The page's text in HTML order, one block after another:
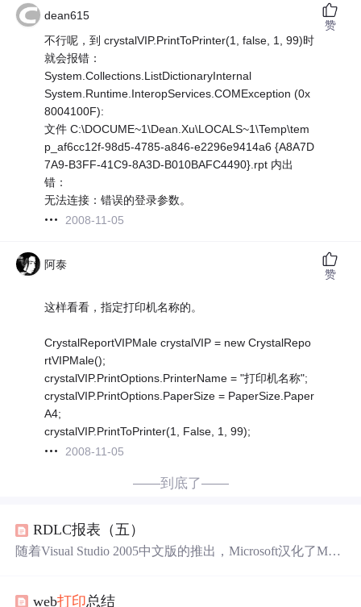
dean615
不行呢，到 crystalVIP.PrintToPrinter(1, false, 1, 99)时
就会报错：
System.Collections.ListDictionaryInternal
System.Runtime.InteropServices.COMException (0x
8004100F):
文件 C:\DOCUME~1\Dean.Xu\LOCALS~1\Temp\tem
p_af6cc12f-98d5-4785-a846-e2296e9414a6 {A8A7D
7A9-B3FF-41C9-8A3D-B010BAFC4490}.rpt 内出
错：
无法连接：错误的登录参数。
2008-11-05
赞
阿泰
这样看看，指定打印机名称的。
CrystalReportVIPMale crystalVIP = new CrystalRepo
rtVIPMale();
crystalVIP.PrintOptions.PrinterName = "打印机名称";
crystalVIP.PrintOptions.PaperSize = PaperSize.Paper
A4;
crystalVIP.PrintToPrinter(1, False, 1, 99);
2008-11-05
赞
——到底了——
RDLC报表（五）
随着Visual Studio 2005中文版的推出，Microsoft汉化了MSD
microsoft.com/zh-cn/library/ms252207(VS.80).aspx获得关于这
web打印总结